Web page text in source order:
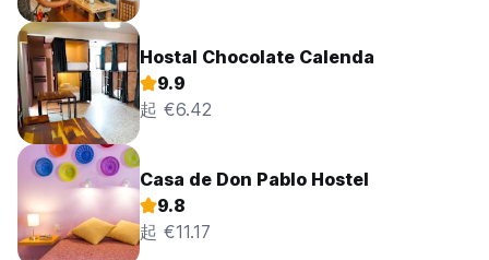
Hostal Chocolate Calenda
9.9
起 €6.42
Casa de Don Pablo Hostel
9.8
起 €11.17